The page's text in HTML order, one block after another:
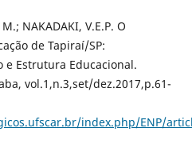
NAKADAKI, V.E.P. O
de Tapiraí/SP:
e Estrutura Educacional.
vol.1,n.3,set/dez.2017,p.61-
index.php/ENP/